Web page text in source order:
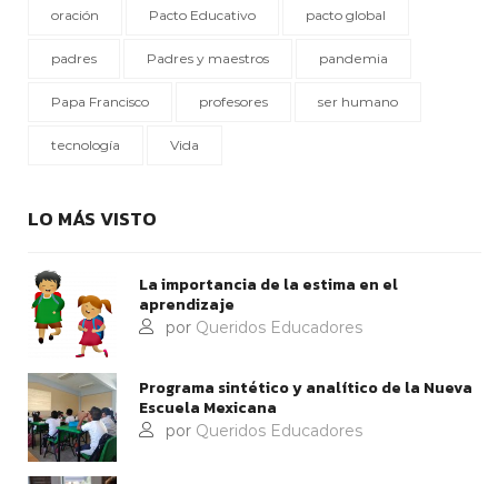
oración Pacto Educativo pacto global
padres Padres y maestros pandemia
Papa Francisco profesores ser humano
tecnología Vida
LO MÁS VISTO
La importancia de la estima en el
aprendizaje
por Queridos Educadores
Programa sintético y analítico de la Nueva
Escuela Mexicana
por Queridos Educadores